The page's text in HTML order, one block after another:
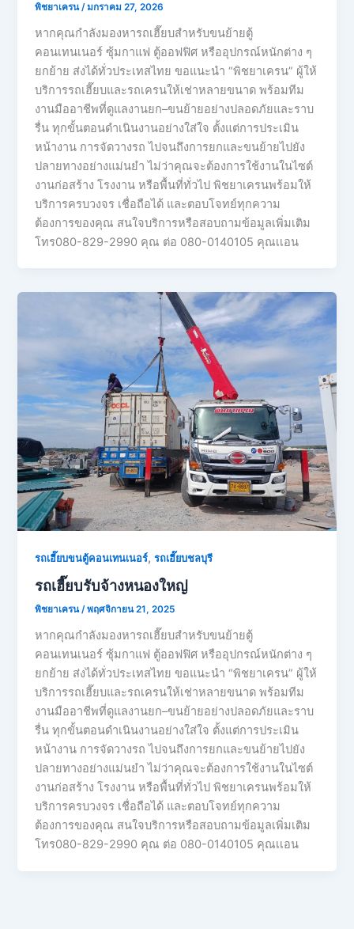
พิชยาเครน /มกราคม 27, 2026
หากคุณกำลังมองหารถเฮี๊ยบสำหรับขนย้ายตู้
คอนเทนเนอร์ ซุ้มกาแฟ ตู้ออฟฟิศ หรืออุปกรณ์หนักต่าง ๆ
ยกย้าย ส่งได้ทั่วประเทสไทย ขอแนะนำ “พิชยาเครน” ผู้ให้
บริการรถเฮี๊ยบและรถเครนให้เช่าหลายขนาด พร้อมทีม
งานมืออาชีพที่ดูแลงานยก–ขนย้ายอย่างปลอดภัยและราบ
รื่น ทุกขั้นตอนดำเนินงานอย่างใส่ใจ ตั้งแต่การประเมิน
หน้างาน การจัดวางรถ ไปจนถึงการยกและขนย้ายไปยัง
ปลายทางอย่างแม่นยำ ไม่ว่าคุณจะต้องการใช้งานในไซต์
งานก่อสร้าง โรงงาน หรือพื้นที่ทั่วไป พิชยาเครนพร้อมให้
บริการครบวงจร เชื่อถือได้ และตอบโจทย์ทุกความ
ต้องการของคุณ สนใจบริการหรือสอบถามข้อมูลเพิ่มเติม
โทร080-829-2990 คุณ ต่อ 080-0140105 คุณเเอน
รถเฮี๊ยบขนตู้คอนเทนเนอร์,รถเฮี๊ยบชลบุรี
รถเฮี๊ยบรับจ้างหนองใหญ่
พิชยาเครน/พฤศจิกายน 21, 2025
หากคุณกำลังมองหารถเฮี๊ยบสำหรับขนย้ายตู้
คอนเทนเนอร์ ซุ้มกาแฟ ตู้ออฟฟิศ หรืออุปกรณ์หนักต่าง ๆ
ยกย้าย ส่งได้ทั่วประเทสไทย ขอแนะนำ “พิชยาเครน” ผู้ให้
บริการรถเฮี๊ยบและรถเครนให้เช่าหลายขนาด พร้อมทีม
งานมืออาชีพที่ดูแลงานยก–ขนย้ายอย่างปลอดภัยและราบ
รื่น ทุกขั้นตอนดำเนินงานอย่างใส่ใจ ตั้งแต่การประเมิน
หน้างาน การจัดวางรถ ไปจนถึงการยกและขนย้ายไปยัง
ปลายทางอย่างแม่นยำ ไม่ว่าคุณจะต้องการใช้งานในไซต์
งานก่อสร้าง โรงงาน หรือพื้นที่ทั่วไป พิชยาเครนพร้อมให้
บริการครบวงจร เชื่อถือได้ และตอบโจทย์ทุกความ
ต้องการของคุณ สนใจบริการหรือสอบถามข้อมูลเพิ่มเติม
โทร080-829-2990 คุณ ต่อ 080-0140105 คุณเเอน